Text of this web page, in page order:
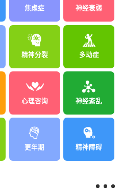
焦虑症 神经衰弱
精神分裂 多动症
心理咨询 神经紊乱
更年期 精神障碍